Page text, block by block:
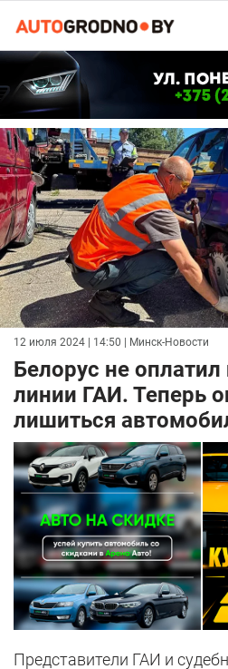
12 июля 2024 | 14:50 | Минск-Новости
Белорус не
линии ГАИ. Теперь
лишиться
Представители ГАИ и